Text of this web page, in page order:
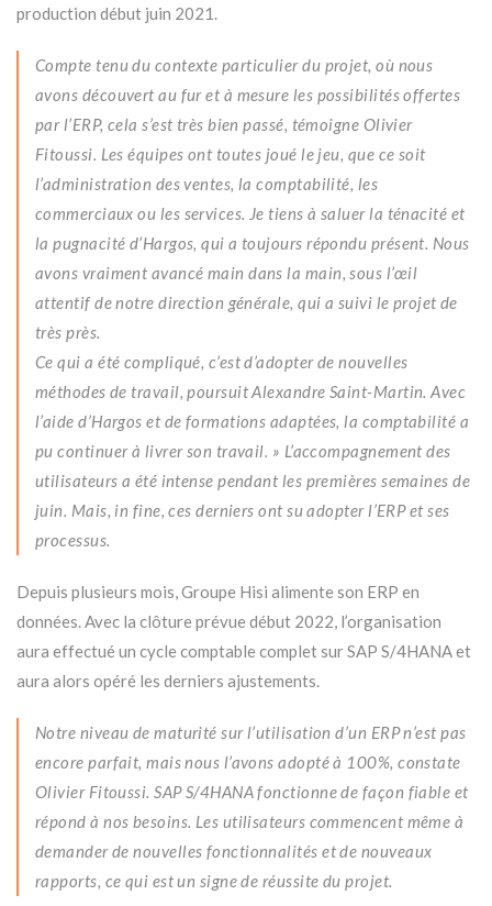
production début juin 2021.
Compte tenu du contexte particulier du projet, où nous
avons découvert au fur et à mesure les possibilités offertes
par l’ERP, cela s’est très bien passé, témoigne Olivier
Fitoussi. Les équipes ont toutes joué le jeu, que ce soit
l’administration des ventes, la comptabilité, les
commerciaux ou les services. Je tiens à saluer la ténacité et
la pugnacité d’Hargos, qui a toujours répondu présent. Nous
avons vraiment avancé main dans la main, sous l’œil
attentif de notre direction générale, qui a suivi le projet de
très près.
Ce qui a été compliqué, c’est d’adopter de nouvelles
méthodes de travail, poursuit Alexandre Saint-Martin. Avec
l’aide d’Hargos et de formations adaptées, la comptabilité a
pu continuer à livrer son travail. » L’accompagnement des
utilisateurs a été intense pendant les premières semaines de
juin. Mais, in fine, ces derniers ont su adopter l’ERP et ses
processus.
Depuis plusieurs mois, Groupe Hisi alimente son ERP en
données. Avec la clôture prévue début 2022, l’organisation
aura effectué un cycle comptable complet sur SAP S/4HANA et
aura alors opéré les derniers ajustements.
Notre niveau de maturité sur l’utilisation d’un ERP n’est pas
encore parfait, mais nous l’avons adopté à 100%, constate
Olivier Fitoussi. SAP S/4HANA fonctionne de façon fiable et
répond à nos besoins. Les utilisateurs commencent même à
demander de nouvelles fonctionnalités et de nouveaux
rapports, ce qui est un signe de réussite du projet.